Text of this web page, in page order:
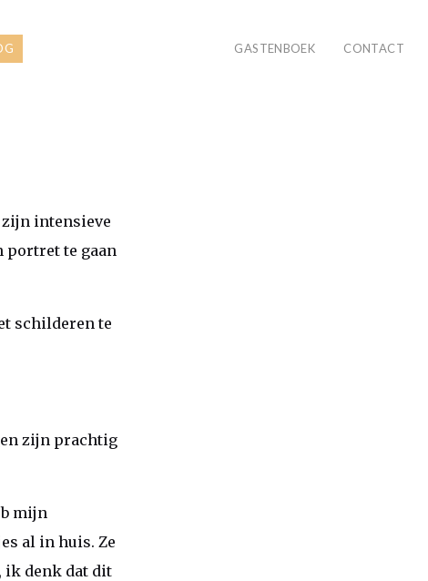
GASTENBOEK CONTACT
zijn intensieve
portret te gaan
schilderen te
zijn prachtig
mijn
al in huis. Ze
ik denk dat dit